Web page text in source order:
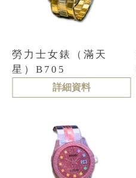
勞力士女錶（滿天
星）B705
詳細資料